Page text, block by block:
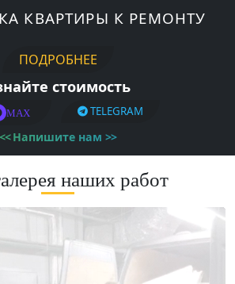
КВАРТИРЫ К РЕМОНТУ
ПОДРОБНЕЕ
стоимость
MAX TELEGRAM
<<Напишите нам >>
наших работ